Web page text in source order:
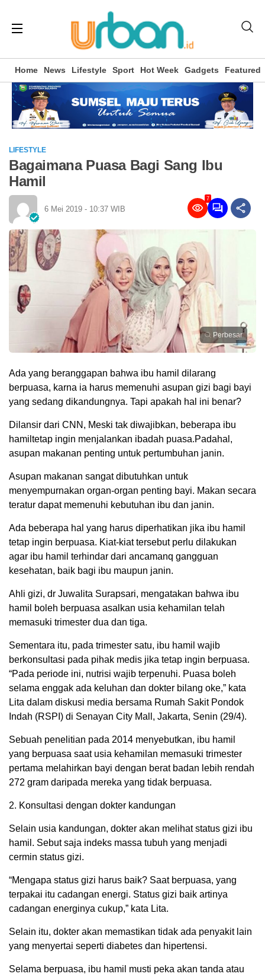
Home News Lifestyle Sport Hot Week Gadgets Featured
LIFESTYLE
Bagaimana Puasa Bagi Sang Ibu
Hamil
6 Mei 2019 - 10:37 WIB
7
Perbesar
Ada yang beranggapan bahwa ibu hamil dilarang
berpuasa, karna ia harus memenuhi asupan gizi bagi bayi
yang sedang dikandungnya. Tapi apakah hal ini benar?
Dilansir dari CNN, Meski tak diwajibkan, beberapa ibu
hamiltetap ingin menjalankan ibadah puasa.Padahal,
asupan makanan penting untuk pertumbuhan janin.
Asupan makanan sangat dibutuhkan untuk
menyempurnakan organ-organ penting bayi. Makan secara
teratur dapat memenuhi kebutuhan ibu dan janin.
Ada beberapa hal yang harus diperhatikan jika ibu hamil
tetap ingin berpuasa. Kiat-kiat tersebut perlu dilakukan
agar ibu hamil terhindar dari ancamanq gangguan
kesehatan, baik bagi ibu maupun janin.
Ahli gizi, dr Juwalita Surapsari, mengatakan bahwa ibu
hamil boleh berpuasa asalkan usia kehamilan telah
memasuki trimester dua dan tiga.
Sementara itu, pada trimester satu, ibu hamil wajib
berkonsultasi pada pihak medis jika tetap ingin berpuasa.
“Pada periode ini, nutrisi wajib terpenuhi. Puasa boleh
selama enggak ada keluhan dan dokter bilang oke,” kata
Lita dalam diskusi media bersama Rumah Sakit Pondok
Indah (RSPI) di Senayan City Mall, Jakarta, Senin (29/4).
Sebuah penelitian pada 2014 menyebutkan, ibu hamil
yang berpuasa saat usia kehamilan memasuki trimester
pertama melahirkan bayi dengan berat badan lebih rendah
272 gram daripada mereka yang tidak berpuasa.
2. Konsultasi dengan dokter kandungan
Selain usia kandungan, dokter akan melihat status gizi ibu
hamil. Sebut saja indeks massa tubuh yang menjadi
cermin status gizi.
“Mengapa status gizi harus baik? Saat berpuasa, yang
terpakai itu cadangan energi. Status gizi baik artinya
cadangan energinya cukup,” kata Lita.
Selain itu, dokter akan memastikan tidak ada penyakit lain
yang menyertai seperti diabetes dan hipertensi.
Selama berpuasa, ibu hamil musti peka akan tanda atau